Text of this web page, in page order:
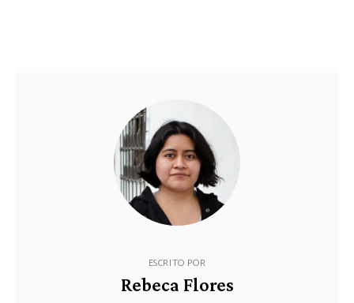
ESCRITO POR
Rebeca Flores